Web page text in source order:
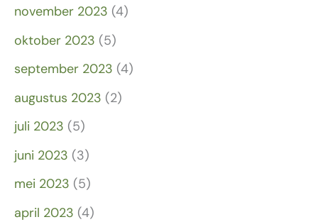
november 2023 (4)
oktober 2023 (5)
september 2023 (4)
augustus 2023 (2)
juli 2023 (5)
juni 2023 (3)
mei 2023 (5)
april 2023 (4)